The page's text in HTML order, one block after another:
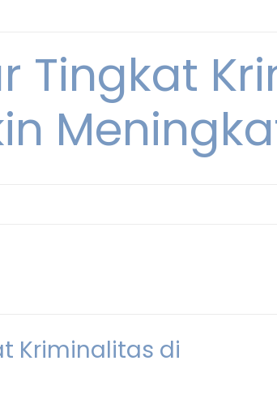
Tingkat
Kriminalitas di